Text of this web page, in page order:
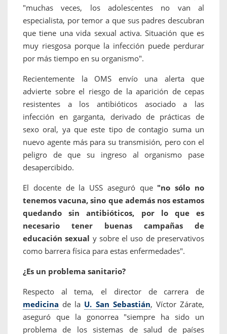
"muchas veces, los adolescentes no van al
especialista, por temor a que sus padres descubran
que tiene una vida sexual activa. Situación que es
muy riesgosa porque la infección puede perdurar
por más tiempo en su organismo".
Recientemente la OMS envío una alerta que
advierte sobre el riesgo de la aparición de cepas
resistentes a los antibióticos asociado a las
infección en garganta, derivado de prácticas de
sexo oral, ya que este tipo de contagio suma un
nuevo agente más para su transmisión, pero con el
peligro de que su ingreso al organismo pase
desapercibido.
El docente de la USS aseguró que "no sólo no
tenemos vacuna, sino que además nos estamos
quedando sin antibióticos, por lo que es
necesario tener buenas campañas de
educación sexual y sobre el uso de preservativos
como barrera física para estas enfermedades".
¿Es un problema sanitario?
Respecto al tema, el director de carrera de
medicina de la U. San Sebastián, Víctor Zárate,
aseguró que la gonorrea "siempre ha sido un
problema de los sistemas de salud de países